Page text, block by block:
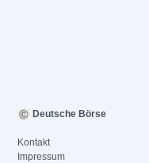
Deutsche Börse
Kontakt
Impressum